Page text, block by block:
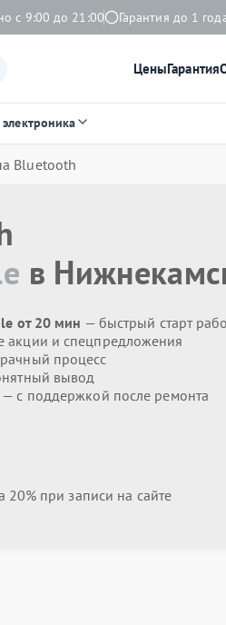
с 9:00 до 21:00 Гарантия до 1
ЦеныГарантия
Bluetooth
в
от 20 мин — быстрый старт
акции и спецпредложения
процесс
вывод
— с поддержкой после ремонта
20% при записи на сайте